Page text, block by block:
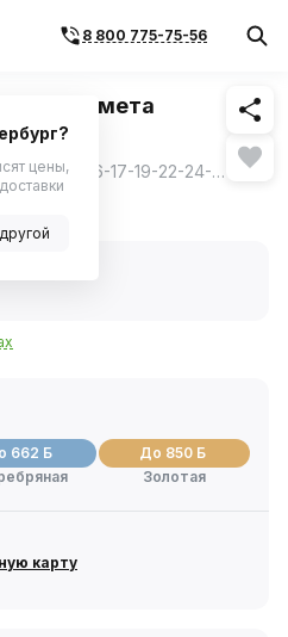
8 800 775-75-56Похожие
72 предмета
Головка 1/2 6 граней: 10-11-12-13-14-15-16-17-19-22-24-27-30-32 мм; Головка свечная 1/2: 16 мм, 21 мм; Трещотка 1/2 45 зубцов; Удлинитель 1/2 125 мм; Карданный шарнир 1/2; Ключ шестигранный Г-образный: 1.5-2-3 мм; Головка 1/4 6 граней: 4-5-6-7-8-9-10-11-12-13 мм; Головка удлиненная 1/4 6 граней: 5-6-7-8-10 мм; Трещотка 1/4 45 зубцов; Удлинитель 1/4 75 мм; Карданный шарнир 1/4; Отверточная рукоятка 1/4 150 мм; Адаптер-переходник 1/4SQх1/4HEX; Бита 1/4 TORX: Т8-Т10-Т15-Т20-Т25-Т30-Т40; HEX: Н3-Н4-Н5-Н6; Phillips: PH1-РН2-РН3; Ключ комбинированный: 10-11-12-13-14-15-17-19 мм; Отвертки PH: РН2х38 мм, РН2х100 мм, РН3х150 мм; Отвертки шлицевые: SL6х38 мм, SL6х100 мм; Зажим с фиксатором 250 мм; Клещи переставные 250 мм; Пассатижи 180 мм; Молоток 300 гр; Пластиковый кейс. ещё
662 Б
До 850 Б
Золотая
карту
цены,